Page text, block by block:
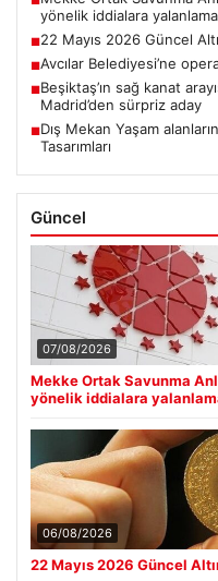
yönelik iddialara
■22 Mayıs 2026 Güncel
■Avcılar Belediyesi’ne
■Beşiktaş’ın sağ kanat
Madrid’den sürpriz aday
■Dış Mekan Yaşam
Tasarımları
Güncel
07/08/2026
Mekke Ortak Savunma
yönelik iddialara
06/08/2026
22 Mayıs 2026 Güncel